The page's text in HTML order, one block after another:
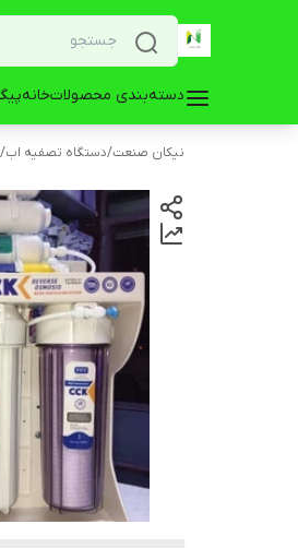
دسته‌بندی محصولاتخانه
نیکان صنعت/دستگاه تصفیه اب/